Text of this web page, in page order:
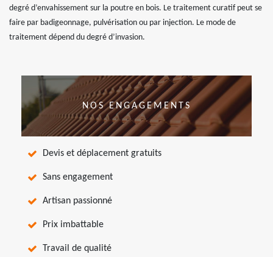
degré d’envahissement sur la poutre en bois. Le traitement curatif peut se
faire par badigeonnage, pulvérisation ou par injection. Le mode de
traitement dépend du degré d’invasion.
NOS ENGAGEMENTS
Devis et déplacement gratuits
Sans engagement
Artisan passionné
Prix imbattable
Travail de qualité